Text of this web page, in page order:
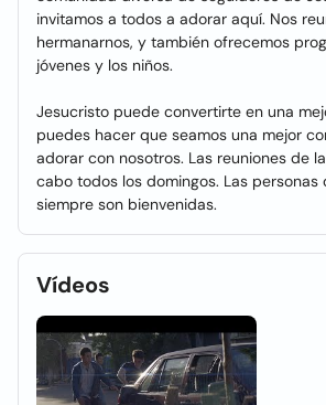
invitamos a todos a adorar aquí. Nos
hermanarnos, y también ofrecemos
jóvenes y los niños.
Jesucristo puede convertirte en una
puedes hacer que seamos una mejor
adorar con nosotros. Las reuniones de
cabo todos los domingos. Las personas
siempre son bienvenidas.
Vídeos